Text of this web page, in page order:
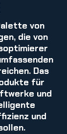
von
die von
Das
für
und
und